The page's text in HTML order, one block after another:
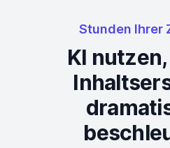
Stunden Ihrer
KI